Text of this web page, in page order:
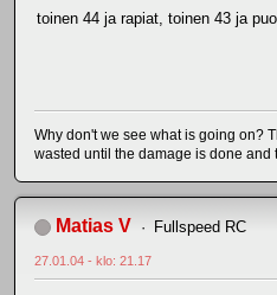
toinen 44 ja rapiat, toinen 43 ja
Why don't we see what is going on?
wasted until the damage is done and
Matias V Fullspeed RC
27.01.04 - klo: 21.17